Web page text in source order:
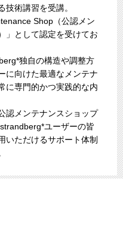
技術講習を受講。
Shop（公認メン
」として認定を受けてお
独自の構造や調整方
に向けた最適なメンテナ
に専門的かつ実践的な内
認メンテナンスショップ
ユーザーの皆
いただけるサポート体制